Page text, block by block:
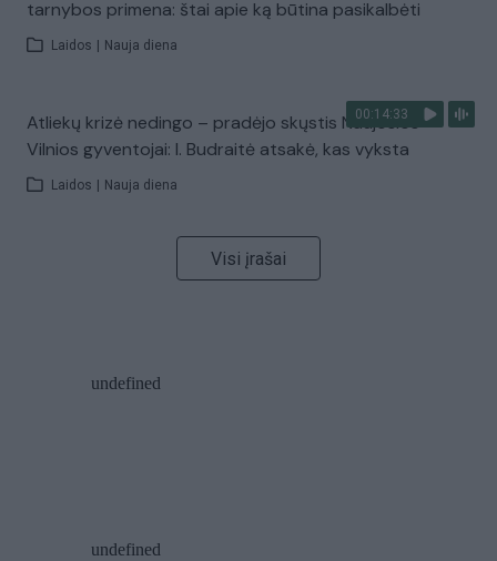
tarnybos primena: štai apie ką būtina pasikalbėti
Laidos Nauja diena
00:14:33
Atliekų krizė nedingo – pradėjo skųstis Naujosios
Vilnios gyventojai: I. Budraitė atsakė, kas vyksta
Laidos Nauja diena
Visi įrašai